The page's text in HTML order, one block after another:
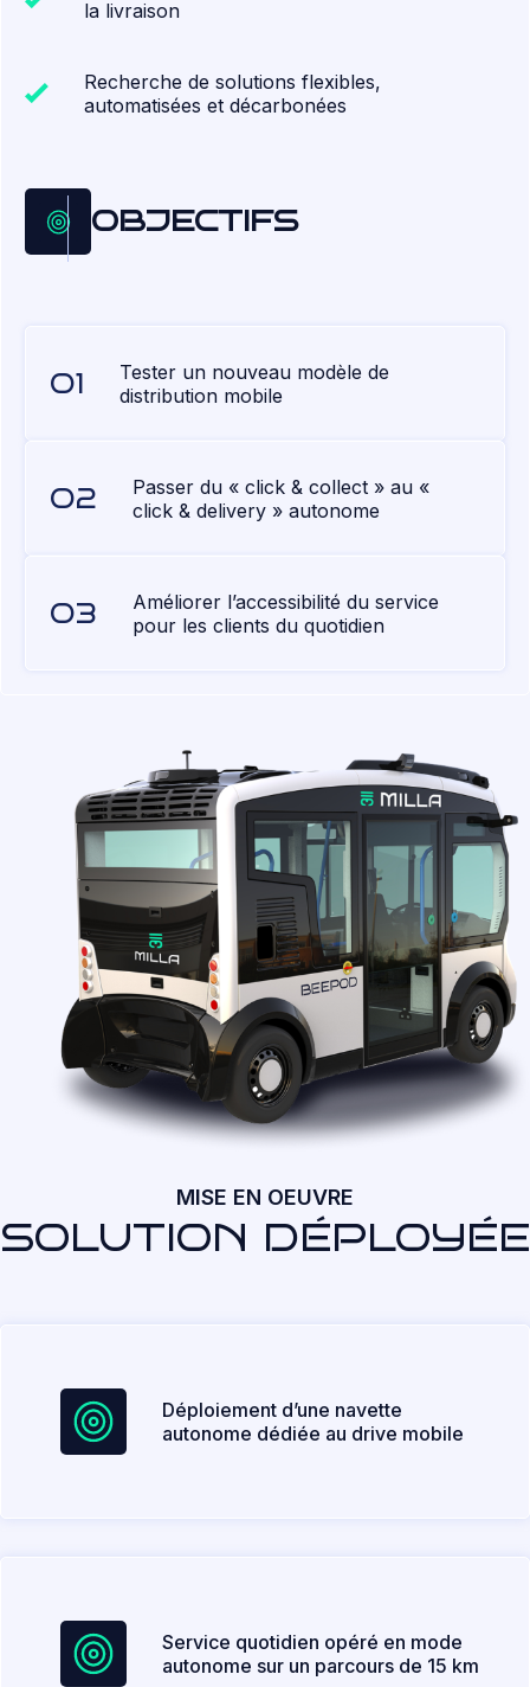
la livraison
Recherche de solutions flexibles,
automatisées et décarbonées
OBJECTIFS
Tester un nouveau modèle de
distribution mobile
Passer du « click & collect » au «
click & delivery » autonome
Améliorer l’accessibilité du service
pour les clients du quotidien
MISE EN OEUVRE
SOLUTION DÉPLOYÉE
Déploiement d’une navette
autonome dédiée au drive mobile
Service quotidien opéré en mode
autonome sur un parcours de 15 km